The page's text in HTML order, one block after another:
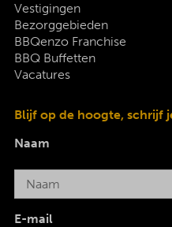
Vestigingen
Bezorggebieden
BBQenzo Franchise
BBQ Buffetten
Vacatures
Blijf op de hoogte, schrijf
Naam
E-mail